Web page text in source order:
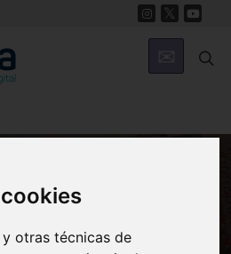
otras técnicas de
HISTORIA